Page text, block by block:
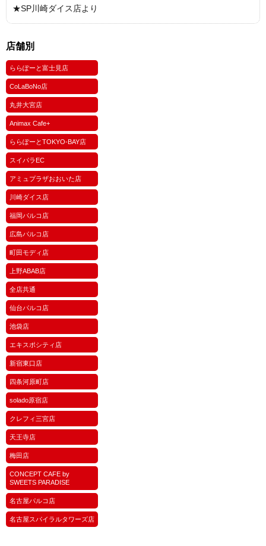
★SP川崎ダイス店より
店舗別
ららぽーと富士見店
CoLaBoNo店
丸井大宮店
Animax Cafe+
ららぽーとTOKYO-BAY店
スイパラEC
アミュプラザおおいた店
川崎ダイス店
福岡パルコ店
広島パルコ店
町田モディ店
上野ABAB店
全店共通
仙台パルコ店
池袋店
エキスポシティ店
新宿東口店
四条河原町店
solado原宿店
クレフィ三宮店
天王寺店
梅田店
CONCEPT CAFE by
SWEETS PARADISE
名古屋パルコ店
名古屋スパイラルタワーズ店